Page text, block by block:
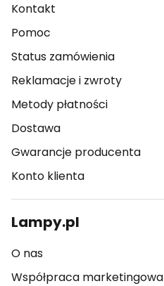
Kontakt
Pomoc
Status zamówienia
Reklamacje i zwroty
Metody płatności
Dostawa
Gwarancje producenta
Konto klienta
Lampy.pl
O nas
Współpraca marketingowa